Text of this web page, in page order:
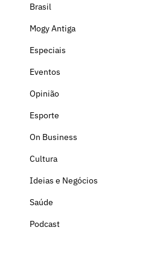
Brasil
Mogy Antiga
Especiais
Eventos
Opinião
Esporte
On Business
Cultura
Ideias e Negócios
Saúde
Podcast